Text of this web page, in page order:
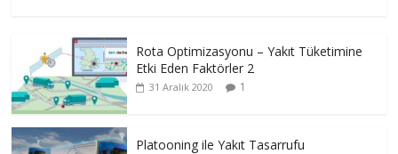
Rota Optimizasyonu – Yakıt Tüketimine
Etki Eden Faktörler 2
31 Aralık 2020 1
Platooning ile Yakıt Tasarrufu